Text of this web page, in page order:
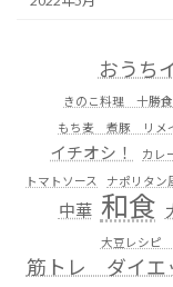
おうち
きのこ料理 十勝
もち麦 煮豚 リメ
イチオシ！ カレ
トマトソース ナポリタン
中華 和食
大豆レシピ
筋トレ ダイエ